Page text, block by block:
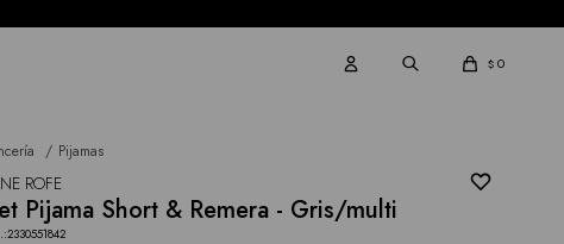
$ 0
Pijamas
ROFE
Pijama Short & Remera - Gris/multi
2330551842